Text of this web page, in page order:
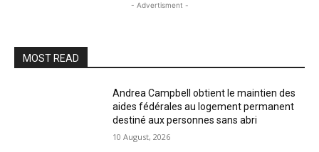
- Advertisment -
MOST READ
Andrea Campbell obtient le maintien des
aides fédérales au logement permanent
destiné aux personnes sans abri
10 August, 2026